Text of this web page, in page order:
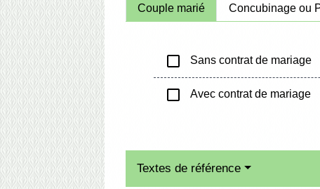
Couple marié Concubinage ou
check_box_outline_blank Sans contrat de mariage
check_box_outline_blank Avec contrat de mariage
Textes de référence